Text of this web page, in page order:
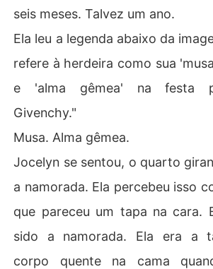
seis meses. Talvez um ano.
Ela leu a legenda abaixo da
refere à herdeira como sua
e 'alma gêmea' na festa
Givenchy."
Musa. Alma gêmea.
Jocelyn se sentou, o quarto
a namorada. Ela percebeu isso
que pareceu um tapa na cara.
sido a namorada. Ela era a
corpo quente na cama